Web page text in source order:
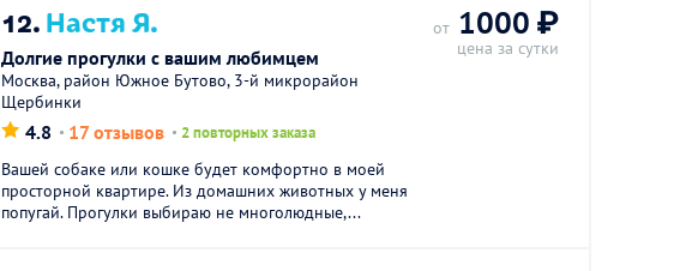
12.Настя Я.
Долгие прогулки с вашим любимцем
Москва, район Южное Бутово, 3-й микрорайон
Щербинки
4.8 17 отзывов 2 повторных заказа
Вашей собаке или кошке будет комфортно в моей
просторной квартире. Из домашних животных у меня
попугай. Прогулки выбираю не многолюдные,...
от 1000 ₽
цена за сутки